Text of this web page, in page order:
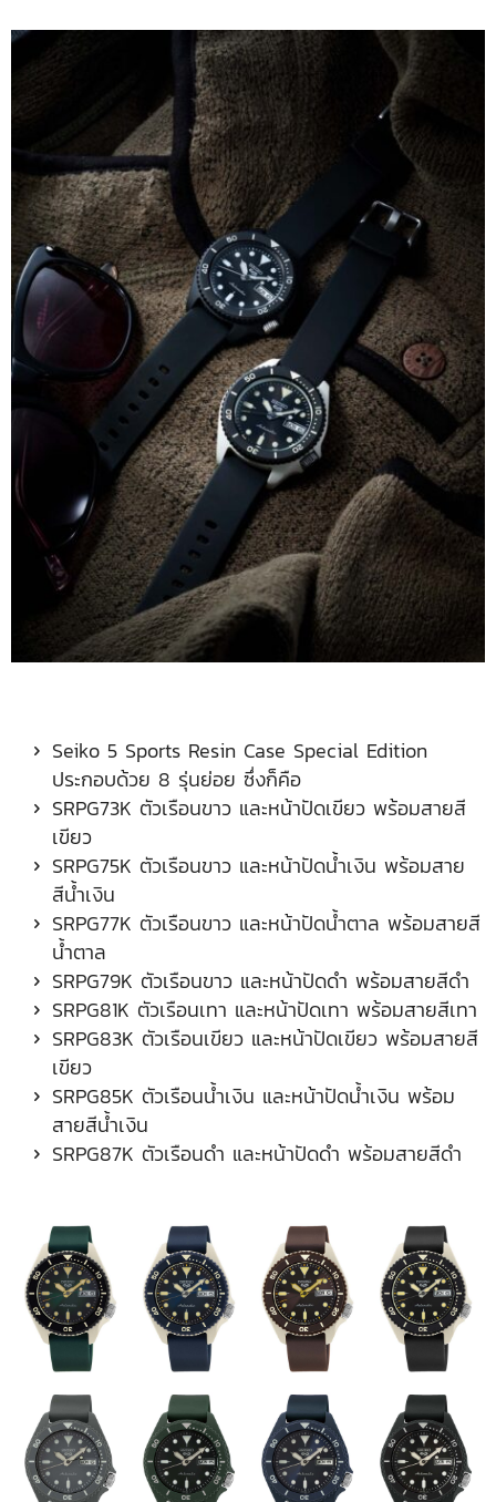
Seiko 5 Sports Resin Case Special Edition
ประกอบด้วย 8 รุ่นย่อย ซึ่งก็คือ
SRPG73K ตัวเรือนขาว และหน้าปัดเขียว พร้อมสายสี
เขียว
SRPG75K ตัวเรือนขาว และหน้าปัดน้ำเงิน พร้อมสาย
สีน้ำเงิน
SRPG77K ตัวเรือนขาว และหน้าปัดน้ำตาล พร้อมสายสี
น้ำตาล
SRPG79K ตัวเรือนขาว และหน้าปัดดำ พร้อมสายสีดำ
SRPG81K ตัวเรือนเทา และหน้าปัดเทา พร้อมสายสีเทา
SRPG83K ตัวเรือนเขียว และหน้าปัดเขียว พร้อมสายสี
เขียว
SRPG85K ตัวเรือนน้ำเงิน และหน้าปัดน้ำเงิน พร้อม
สายสีน้ำเงิน
SRPG87K ตัวเรือนดำ และหน้าปัดดำ พร้อมสายสีดำ